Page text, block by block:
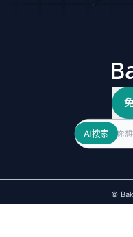
Search
AI搜索
©